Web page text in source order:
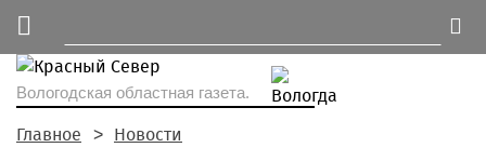
Вологодская областная газета.
Главное Новости